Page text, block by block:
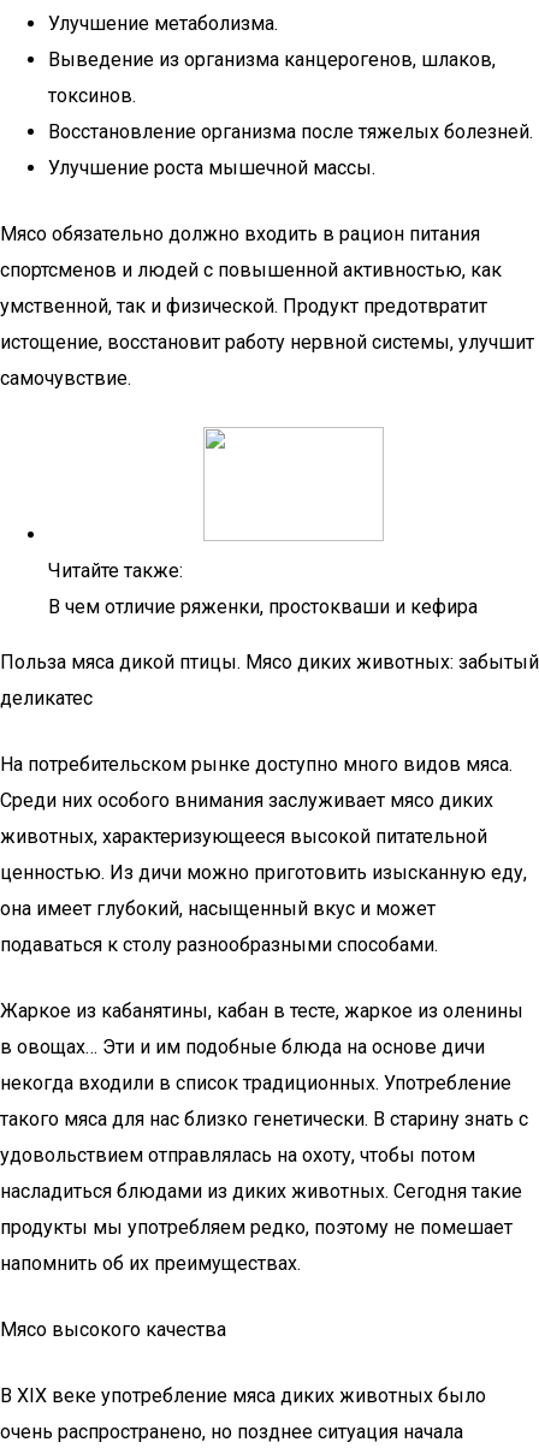
Улучшение метаболизма.
Выведение из организма канцерогенов, шлаков,
токсинов.
Восстановление организма после тяжелых болезней.
Улучшение роста мышечной массы.
Мясо обязательно должно входить в рацион питания
спортсменов и людей с повышенной активностью, как
умственной, так и физической. Продукт предотвратит
истощение, восстановит работу нервной системы, улучшит
самочувствие.
Читайте также:
В чем отличие ряженки, простокваши и кефира
Польза мяса дикой птицы. Мясо диких животных: забытый
деликатес
На потребительском рынке доступно много видов мяса.
Среди них особого внимания заслуживает мясо диких
животных, характеризующееся высокой питательной
ценностью. Из дичи можно приготовить изысканную еду,
она имеет глубокий, насыщенный вкус и может
подаваться к столу разнообразными способами.
Жаркое из кабанятины, кабан в тесте, жаркое из оленины
в овощах… Эти и им подобные блюда на основе дичи
некогда входили в список традиционных. Употребление
такого мяса для нас близко генетически. В старину знать с
удовольствием отправлялась на охоту, чтобы потом
насладиться блюдами из диких животных. Сегодня такие
продукты мы употребляем редко, поэтому не помешает
напомнить об их преимуществах.
Мясо высокого качества
В XIX веке употребление мяса диких животных было
очень распространено, но позднее ситуация начала